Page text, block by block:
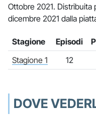
Ottobre 2021. Distribuita
dicembre 2021 dalla
Stagione Episodi
Stagione 1
12
DOVE